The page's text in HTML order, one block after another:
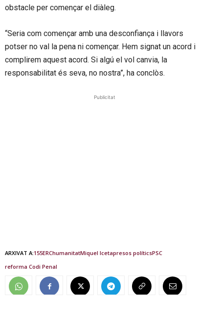
obstacle per començar el diàleg.
“Seria com començar amb una desconfiança i llavors
potser no val la pena ni començar. Hem signat un acord i
complirem aquest acord. Si algú el vol canvia, la
responsabilitat és seva, no nostra”, ha conclòs.
Publicitat
ARXIVAT A:155ERChumanitatMiquel Icetapresos políticsPSC
reforma Codi Penal